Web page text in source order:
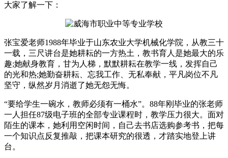
大家了解一下：
张宝爱老师1988年毕业于山东农业大学机械化学院，从教三十
一载，三尺讲台是她耕耘的一方热土，教书育人是她最大的乐
趣;她献身教育，甘为人梯，默默耕耘在教学一线，发挥自己
的光和热;她勤奋耕耘、忘我工作、无私奉献，平凡岗位不凡
坚守，纵然岁月消逝了她无怨无悔。
“要给学生一碗水，教师必须有一桶水”。88年刚毕业的张老师
一人担任87级电子班的全部专业课程时，教学压力很大。面对
陌生的课本，她利用空闲时间，自己去书店选购参考书，把每
一个知识点反复推敲，把课本研究的很透，才踏实地登上讲
台。